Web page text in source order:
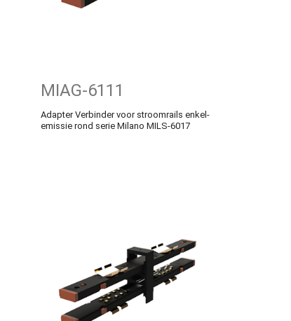
MIAG-6111
Adapter Verbinder voor stroomrails enkel-
emissie rond serie Milano MILS-6017